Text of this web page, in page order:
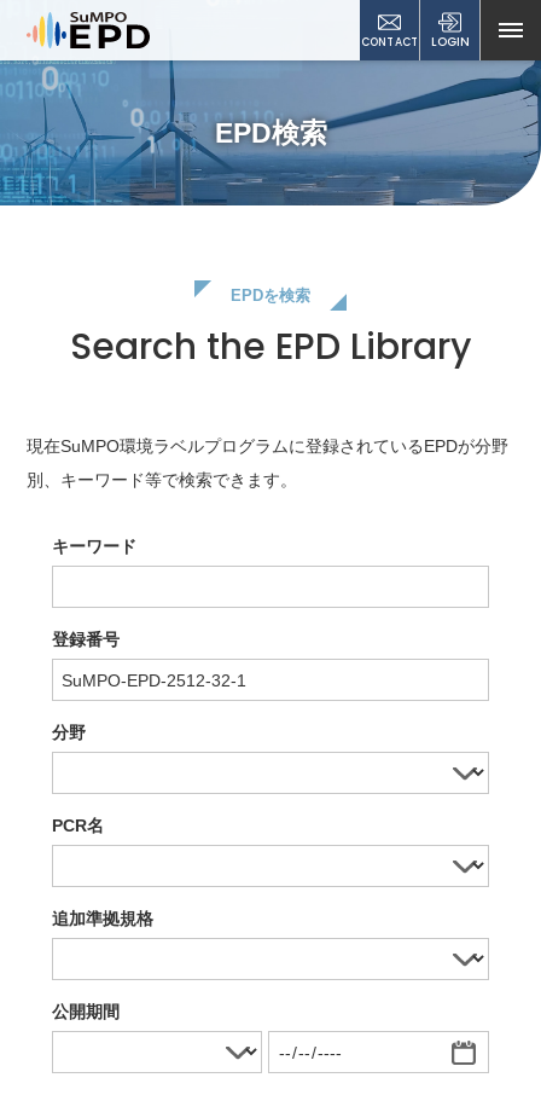
CONTACT LOGIN
EPD検索
EPDを検索
Search the EPD Library
現在SuMPO環境ラベルプログラムに登録されているEPDが分野
別、キーワード等で検索できます。
キーワード
登録番号
分野
PCR名
追加準拠規格
公開期間